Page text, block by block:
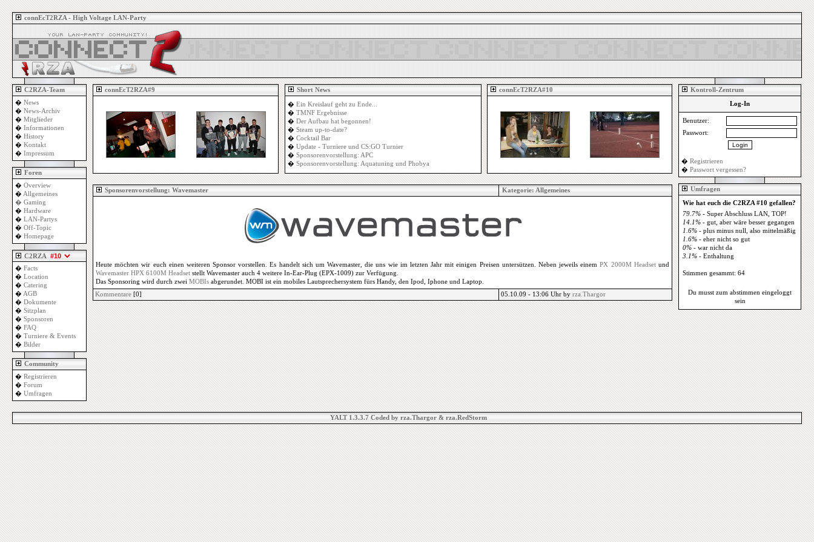
connEcT2RZA - High Voltage LAN-Party
C2RZA-Team
� News
� News-Archiv
� Mitglieder
� Informationen
� History
� Kontakt
� Impressum
Foren
� Overview
� Allgemeines
� Gaming
� Hardware
� LAN-Partys
� Off-Topic
� Homepage
C2RZA
� Facts
� Location
� Catering
� AGB
� Dokumente
� Sitzplan
� Sponsoren
� FAQ
� Turniere & Events
� Bilder
Community
� Registrieren
� Forum
� Umfragen
connEcT2RZA#9 Short News
� Ein Kreislauf geht zu Ende...
� TMNF Ergebnisse
� Der Aufbau hat begonnen!
� Steam up-to-date?
� Cocktail Bar
� Update - Turniere und CS:GO Turnier
� Sponsorenvorstellung: APC
� Sponsorenvorstellung: Aquatuning und Phobya
connEcT2RZA#10
Sponsorenvorstellung: Wavemaster Kategorie: Allgemeines
Heute möchten wir euch einen weiteren Sponsor vorstellen. Es handelt sich um Wavemaster, die uns wie im letzten Jahr mit einigen Preisen untersützen. Neben jeweils einemPX 2000M Headsetund
Wavemaster HPX 6100M Headset stellt Wavemaster auch 4 weitere In-Ear-Plug (EPX-1009) zur Verfügung.
Das Sponsoring wird durch zwei MOBIs abgerundet. MOBI ist ein mobiles Lautsprechersystem fürs Handy, den Ipod, Iphone und Laptop.
Kommentare [0] 05.10.09 - 13:06 Uhr by rza.Thargor
Kontroll-Zentrum
Log-In
Benutzer:
Passwort:
� Registrieren
� Passwort vergessen?
Umfragen
Wie hat euch die C2RZA #10 gefallen?
79.7% - Super Abschluss LAN, TOP!
14.1% - gut, aber wäre besser gegangen
1.6% - plus minus null, also mittelmäßig
1.6% - eher nicht so gut
0% - war nicht da
3.1% - Enthaltung
Stimmen gesammt: 64
Du musst zum abstimmen eingeloggt
sein
YALT 1.3.3.7 Coded by rza.Thargor & rza.RedStorm